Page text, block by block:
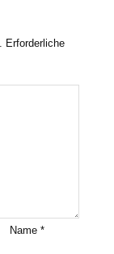
Erforderliche
Name*